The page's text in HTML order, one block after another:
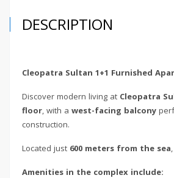
DESCRIPTION
Cleopatra Sultan 1+1 Furnished
Discover modern living at Cleopatra
floor , with a west-facing balcony
construction.
Located just 600 meters from the sea
Amenities in the complex include: